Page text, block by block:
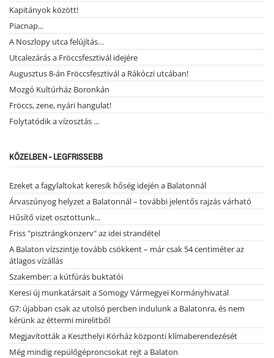
Kapitányok között!
Piacnap...
A Noszlopy utca felújítás…
Utcalezárás a Fröccsfesztivál idejére
Augusztus 8-án Fröccsfesztivál a Rákóczi utcában!
Mozgó Kultúrház Boronkán
Fröccs, zene, nyári hangulat!
Folytatódik a vízosztás ...
KÖZELBEN - LEGFRISSEBB
Ezeket a fagylaltokat keresik hőség idején a Balatonnál
Árvaszúnyog helyzet a Balatonnál – további jelentős rajzás várható
Hűsítő vizet osztottunk...
Friss "pisztrángkonzerv" az idei strandétel
A Balaton vízszintje tovább csökkent – már csak 54 centiméter az
átlagos vízállás
Szakember: a kútfúrás buktatói
Keresi új munkatársait a Somogy Vármegyei Kormányhivatal
G7: újabban csak az utolsó percben indulunk a Balatonra, és nem
kérünk az éttermi mirelitből
Megjavították a Keszthelyi Kórház központi klímaberendezését
Még mindig repülőgéproncsokat rejt a Balaton